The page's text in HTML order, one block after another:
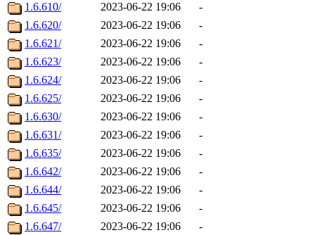
1.6.610/
2023-06-22 19:06
-
1.6.620/
2023-06-22 19:06
-
1.6.621/
2023-06-22 19:06
-
1.6.623/
2023-06-22 19:06
-
1.6.624/
2023-06-22 19:06
-
1.6.625/
2023-06-22 19:06
-
1.6.630/
2023-06-22 19:06
-
1.6.631/
2023-06-22 19:06
-
1.6.635/
2023-06-22 19:06
-
1.6.642/
2023-06-22 19:06
-
1.6.644/
2023-06-22 19:06
-
1.6.645/
2023-06-22 19:06
-
1.6.647/
2023-06-22 19:06
-